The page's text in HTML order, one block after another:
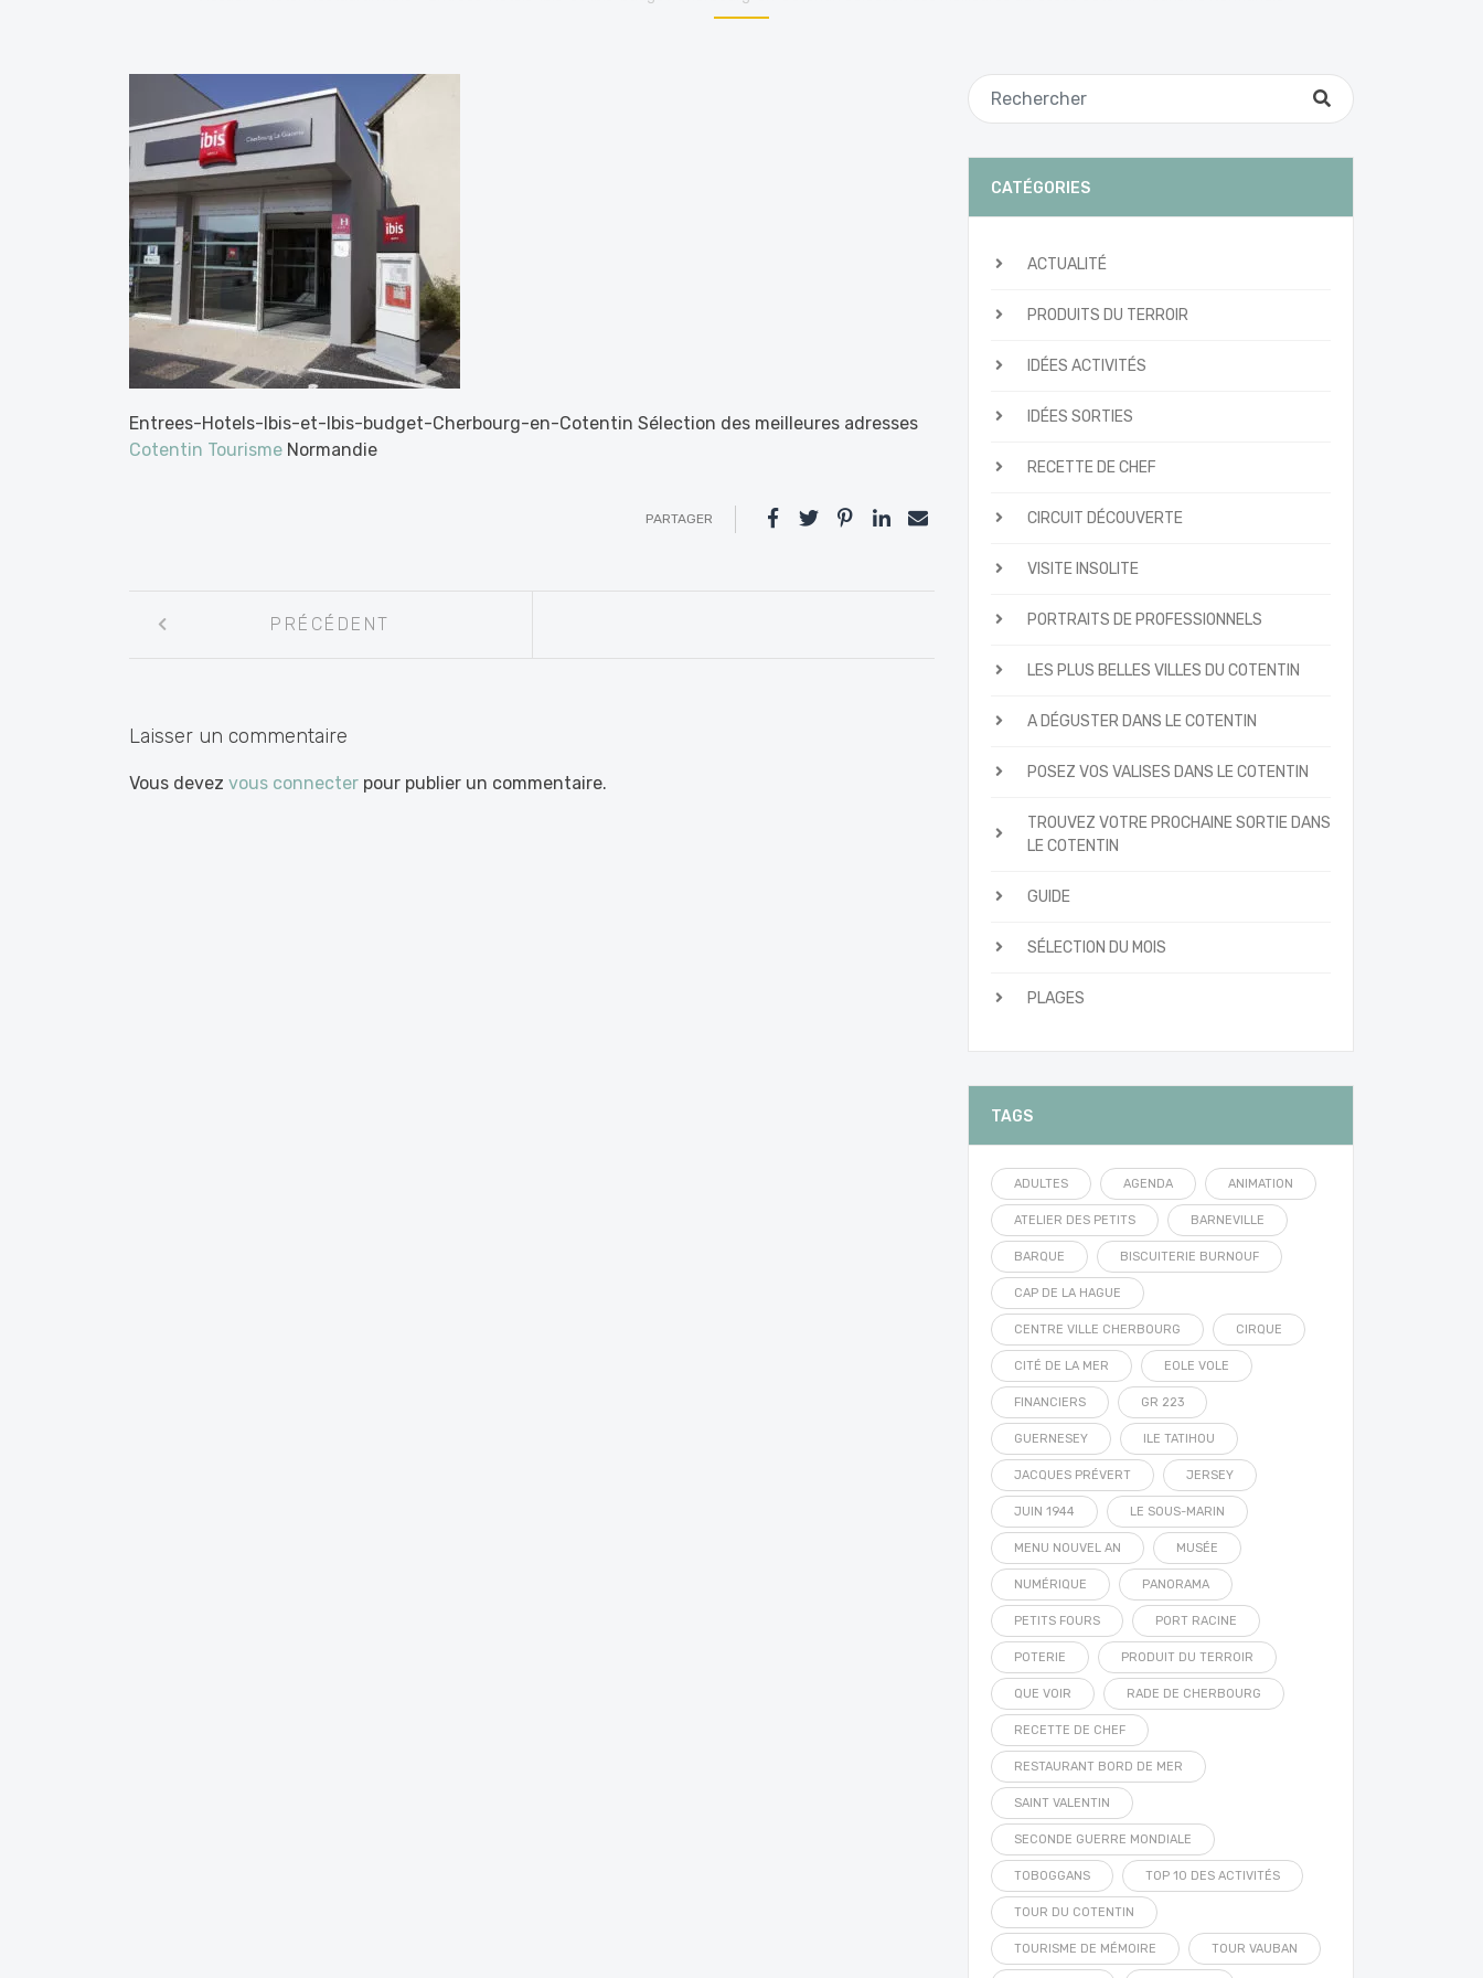
Entrees-Hotels-Ibis-et-Ibis-budget-Cherbourg-en-Cotentin Sélection des meilleures adresses
Cotentin Tourisme Normandie
PARTAGER
entre
PRÉCÉDENT
Laisser un commentaire
Vous devez vous connecter pour publier un commentaire.
CATÉGORIES
ACTUALITÉ
PRODUITS DU TERROIR
IDÉES ACTIVITÉS
IDÉES SORTIES
RECETTE DE CHEF
CIRCUIT DÉCOUVERTE
VISITE INSOLITE
PORTRAITS DE PROFESSIONNELS
LES PLUS BELLES VILLES DU COTENTIN
A DÉGUSTER DANS LE COTENTIN
POSEZ VOS VALISES DANS LE COTENTIN
TROUVEZ VOTRE PROCHAINE SORTIE DANS
LE COTENTIN
GUIDE
SÉLECTION DU MOIS
PLAGES
TAGS
ADULTES AGENDA ANIMATION
ATELIER DES PETITS BARNEVILLE
BARQUE BISCUITERIE BURNOUF
CAP DE LA HAGUE
CENTRE VILLE CHERBOURG CIRQUE
CITÉ DE LA MER EOLE VOLE
FINANCIERS GR 223
GUERNESEY ILE TATIHOU
JACQUES PRÉVERT JERSEY
JUIN 1944 LE SOUS-MARIN
MENU NOUVEL AN MUSÉE
NUMÉRIQUE PANORAMA
PETITS FOURS PORT RACINE
POTERIE PRODUIT DU TERROIR
QUE VOIR RADE DE CHERBOURG
RECETTE DE CHEF
RESTAURANT BORD DE MER
SAINT VALENTIN
SECONDE GUERRE MONDIALE
TOBOGGANS TOP 10 DES ACTIVITÉS
TOUR DU COTENTIN
TOURISME DE MÉMOIRE TOUR VAUBAN